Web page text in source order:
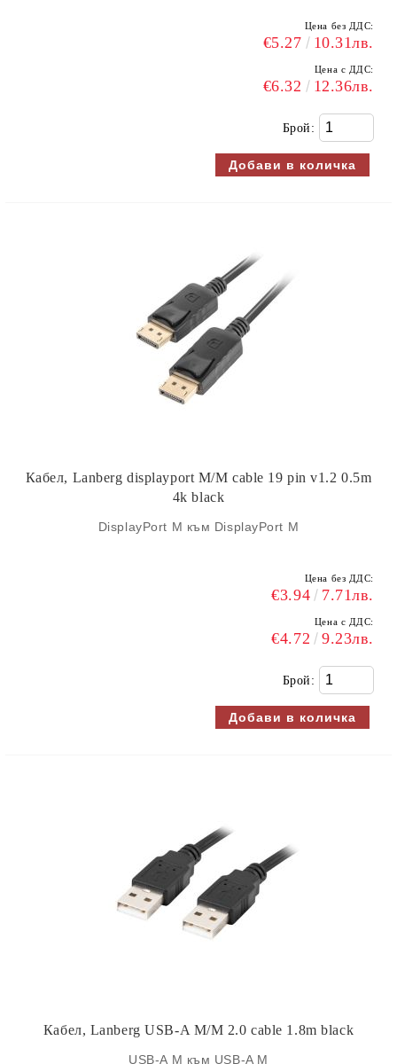
Цена без ДДС:
€5.27 10.31лв.
Цена с ДДС:
€6.32 12.36лв.
Брой:
Кабел, Lanberg displayport M/M cable 19 pin v1.2 0.5m
4k black
DisplayPort M към DisplayPort M
Цена без ДДС:
€3.94 7.71лв.
Цена с ДДС:
€4.72 9.23лв.
Брой:
Кабел, Lanberg USB-A M/M 2.0 cable 1.8m black
USB-A M към USB-A M